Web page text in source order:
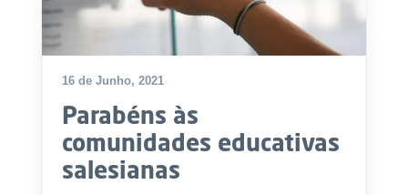
16 de Junho, 2021
Parabéns às
comunidades educativas
salesianas